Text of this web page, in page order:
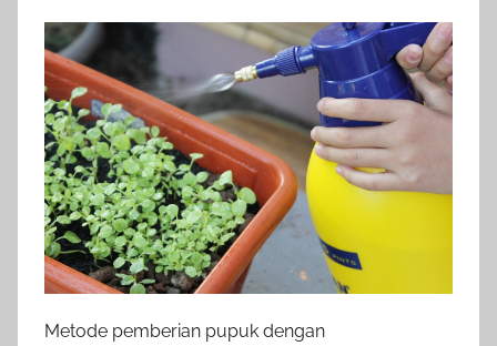
Metode pemberian pupuk dengan